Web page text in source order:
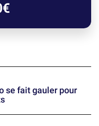
se fait gauler pour